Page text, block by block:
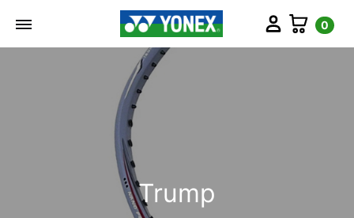
Мой аккаунт
0
Trump